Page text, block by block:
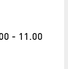
- 11.00